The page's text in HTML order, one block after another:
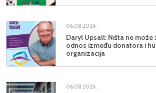
06.08.2026.
Daryl Upsall: Ništa ne
odnos između donatora i
organizacija
06.08.2026.